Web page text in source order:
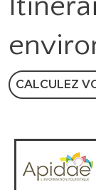
CALCULEZ